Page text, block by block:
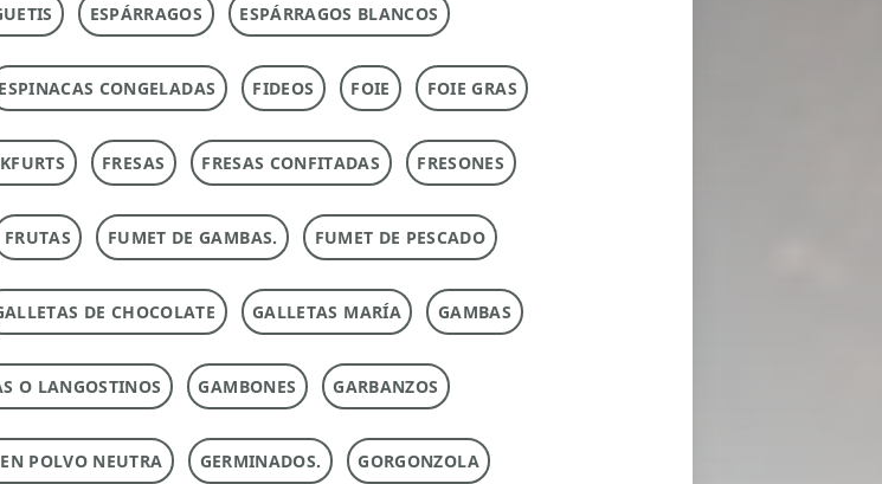
ESPÁRRAGOS ESPÁRRAGOS BLANCOS
ESPINACAS CONGELADAS FIDEOS FOIE FOIE GRAS
FRESAS FRESAS CONFITADAS FRESONES
FRUTAS FUMET DE GAMBAS. FUMET DE PESCADO
DE CHOCOLATE GALLETAS MARÍA GAMBAS
O LANGOSTINOS GAMBONES GARBANZOS
POLVO NEUTRA GERMINADOS. GORGONZOLA